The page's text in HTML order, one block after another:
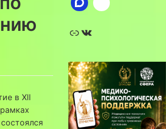
в Xll
Ссылка